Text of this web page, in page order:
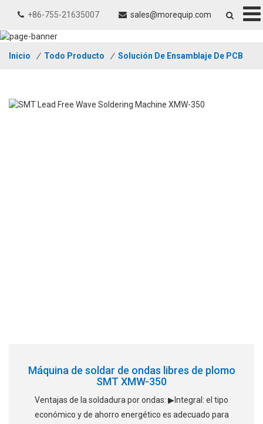
+86-755-21635007 sales@morequip.com
Inicio / Todo Producto / Solución De Ensamblaje De PCB
Máquina de soldar de ondas libres de plomo
SMT XMW-350
Ventajas de la soldadura por ondas: ▶Integral: el tipo
económico y de ahorro energético es adecuado para